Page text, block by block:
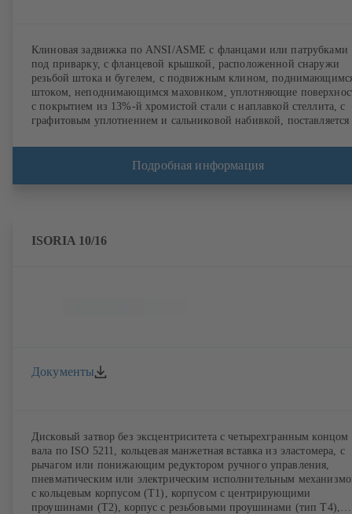
Клиновая задвижка по ANSI/ASME c фланцами или патрубками
под приварку, с фланцевой крышкой, расположенной снаружи
резьбой штока и бугелем, с подвижным клином,
штоком, неподнимающимся маховиком, уплотняющие
с покрытием из 13%-й хромистой стали с наплавкой стеллита, с
графитовым уплотнением и сальниковой набивкой, поставляется
стали.
Подробная информация
ISORIA 10/16
Документы
Дисковый затвор без эксцентриситета с четырехгранным концом
вала по ISO 5211, кольцевая манжетная вставка из эластомера, с
рычагом или понижающим редуктором ручного управления,
пневматическим или электрическим исполнительным
с кольцевым корпусом (Т1), корпусом с центрирующими
проушинами (Т2), корпус с резьбовыми проушинами (тип Т4),